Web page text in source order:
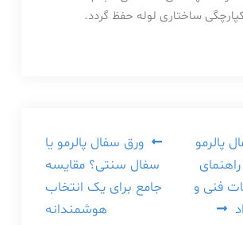
ساختاری لوله حفظ گردد.
ورق سفال پالرمو یا
سفال سنتی؟ مقایسه
جامع برای یک انتخاب
هوشمندانه
پالرمو
فنی و